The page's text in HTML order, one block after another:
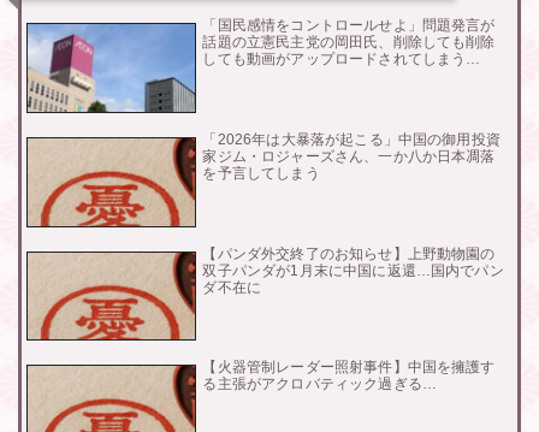
「国民感情をコントロールせよ」問題発言が
話題の立憲民主党の岡田氏、削除しても削除
しても動画がアップロードされてしまう…
「2026年は大暴落が起こる」中国の御用投資
家ジム・ロジャーズさん、一か八か日本凋落
を予言してしまう
【パンダ外交終了のお知らせ】上野動物園の
双子パンダが1月末に中国に返還…国内でパン
ダ不在に
【火器管制レーダー照射事件】中国を擁護す
る主張がアクロバティック過ぎる…